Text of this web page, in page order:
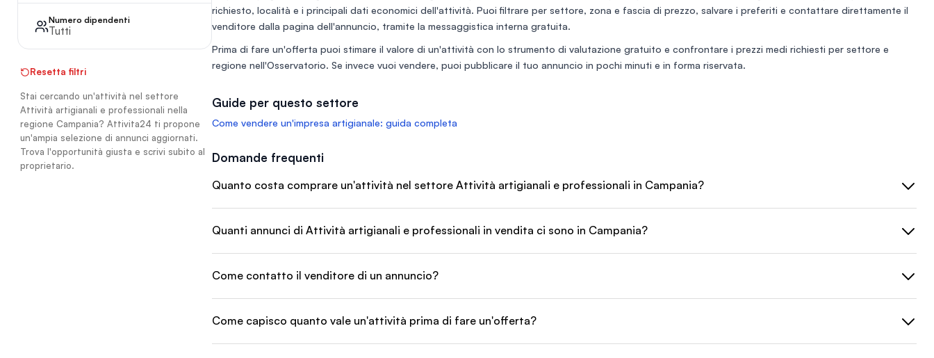
Numero dipendenti
Tutti
Resetta filtri
Stai cercando un'attività nel settore
Attività artigianali e professionali nella
regione Campania? Attivita24 ti propone
un'ampia selezione di annunci aggiornati.
Trova l'opportunità giusta e scrivi subito al
proprietario.
massima efficienza operativa.
L'attività copre una doppia
dolce (crêpes, pancake, waffle e
graffe fritte al momento) e la
panificazione salata.
richiesto, località e i principali dati economici dell'attività. Puoi filtrare per settore, zona e fascia di prezzo, salvare i preferiti e contattare direttamente il
venditore dalla pagina dell'annuncio, tramite la messaggistica interna gratuita.
Prima di fare un'offerta puoi stimare il valore di un'attività con lo strumento di valutazione gratuito e confrontare i prezzi medi richiesti per settore e
regione nell'Osservatorio. Se invece vuoi vendere, puoi pubblicare il tuo annuncio in pochi minuti e in forma riservata.
Guide per questo settore
Come vendere un'impresa artigianale: guida completa
Domande frequenti
Quanto costa comprare un'attività nel settore Attività artigianali e professionali in Campania?
Quanti annunci di Attività artigianali e professionali in vendita ci sono in Campania?
Come contatto il venditore di un annuncio?
Come capisco quanto vale un'attività prima di fare un'offerta?